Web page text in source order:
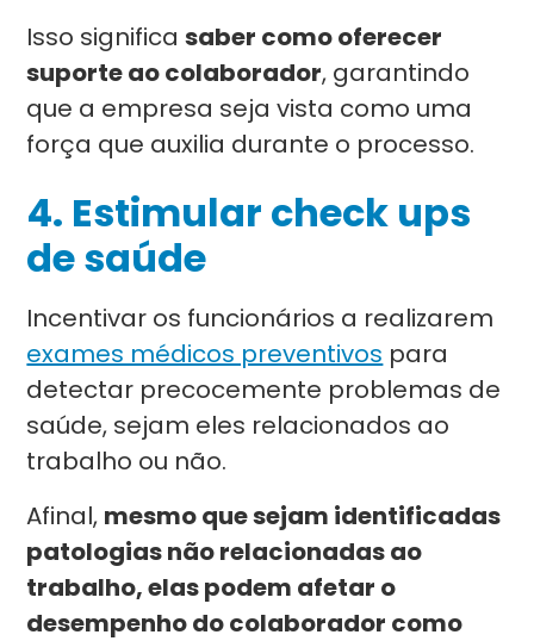
Isso significasaber como oferecer
suporte ao colaborador, garantindo
que a empresa seja vista como uma
força que auxilia durante o processo.
4. Estimular check ups
de saúde
Incentivar os funcionários a realizarem
exames médicos preventivos para
detectar precocemente problemas de
saúde, sejam eles relacionados ao
trabalho ou não.
Afinal, mesmo que sejam identificadas
patologias não relacionadas ao
trabalho, elas podem afetar o
desempenho do colaborador como